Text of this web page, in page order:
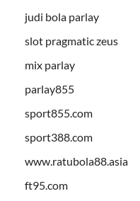
judi bola parlay
slot pragmatic zeus
mix parlay
parlay855
sport855.com
sport388.com
www.ratubola88.asia
ft95.com